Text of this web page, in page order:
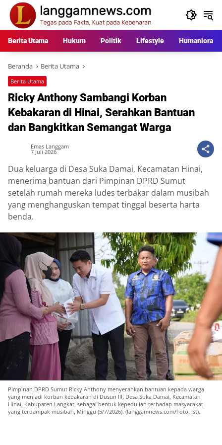
Langsung
konten
Berita Utama Hukum Politik Lifestyle Humaniora
Beranda Berita Utama
Berita Utama
Ricky Anthony Sambangi Korban
Kebakaran di Hinai, Serahkan Bantuan
dan Bangkitkan Semangat Warga
Emas Langgam
7 Juli 2026
Dua keluarga di Desa Suka Damai, Kecamatan Hinai,
menerima bantuan dari Pimpinan DPRD Sumut
setelah rumah mereka ludes terbakar dalam musibah
yang menghanguskan tempat tinggal beserta harta
benda.
Pimpinan DPRD Sumut Ricky Anthony menyerahkan bantuan kepada warga
yang menjadi korban kebakaran di Dusun III, Desa Suka Damai, Kecamatan
Hinai, Kabupaten Langkat, sebagai bentuk kepedulian terhadap masyarakat
yang terdampak musibah, Minggu (5/7/2026). (langgamnews.com/Foto: Ist).